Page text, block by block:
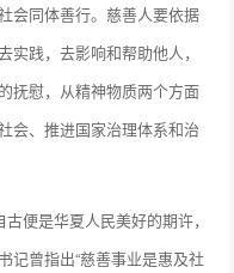
会同体善行。慈善人要依据
实践，去影响和帮助他人，
抚慰，从精神物质两个方面
会、推进国家治理体系和治
古便是华夏人民美好的期许，
记曾指出“慈善事业是惠及社